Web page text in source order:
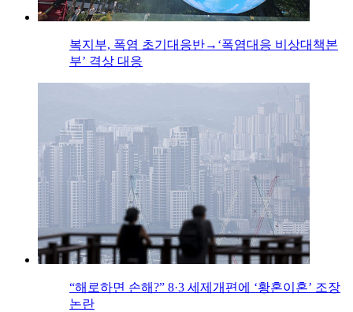
복지부, 폭염 초기대응반→‘폭염대응 비상대책본
부’ 격상 대응
“해로하면 손해?” 8·3 세제개편에 ‘황혼이혼’ 조장
논란